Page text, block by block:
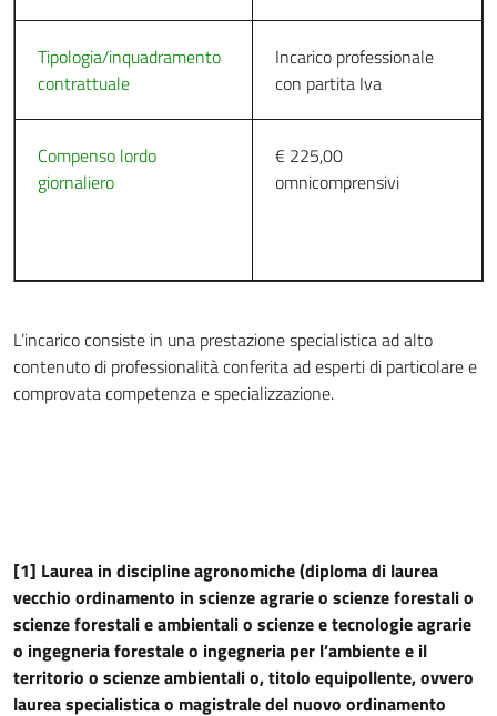
Tipologia/inquadramento
contrattuale
Incarico professionale
con partita Iva
Compenso lordo
giornaliero
€ 225,00
omnicomprensivi
L’incarico consiste in una prestazione specialistica ad alto
contenuto di professionalità conferita ad esperti di particolare e
comprovata competenza e specializzazione.
[1] Laurea in discipline agronomiche (diploma di laurea
vecchio ordinamento in scienze agrarie o scienze forestali o
scienze forestali e ambientali o scienze e tecnologie agrarie
o ingegneria forestale o ingegneria per l’ambiente e il
territorio o scienze ambientali o, titolo equipollente, ovvero
laurea specialistica o magistrale del nuovo ordinamento